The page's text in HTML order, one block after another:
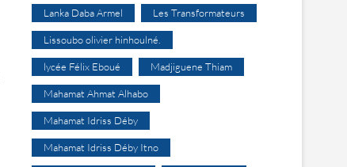
Lanka Daba Armel Les Transformateurs
Lissoubo olivier hinhoulné.
lycée Félix Eboué Madjiguene Thiam
Mahamat Ahmat Alhabo
Mahamat Idriss Déby
Mahamat Idriss Déby Itno